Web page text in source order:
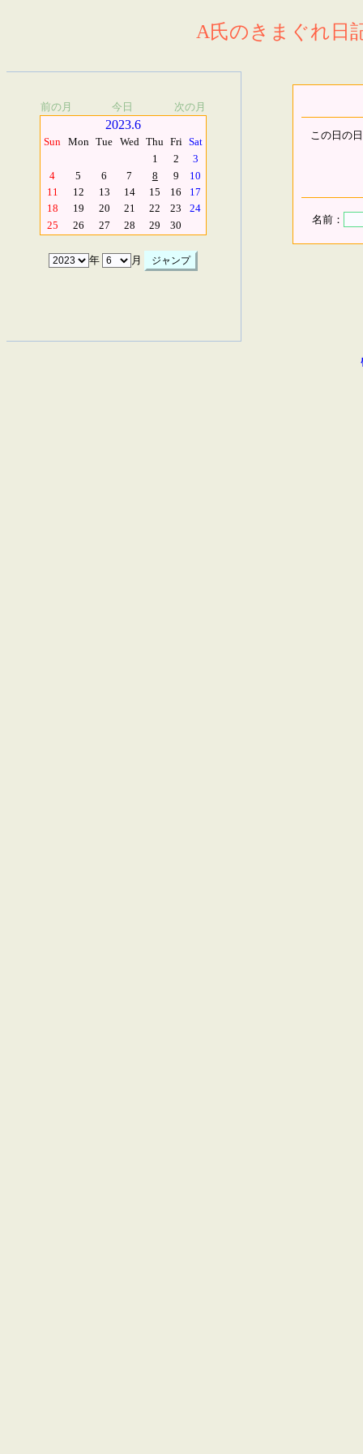
A氏のきまぐれ日
前の月 今日 次の月
2023.6
Sun Mon Tue Wed Thu Fri Sat
1
2
3
4
5 6 7 8 9
10
11
12 13 14 15 16
17
18
19 20 21 22 23
24
25
26 27 28 29 30
年 月
この日の
名前：